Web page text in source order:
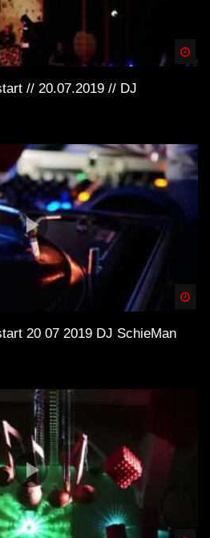
// 20.07.2019 // DJ
20 07 2019 DJ SchieMan